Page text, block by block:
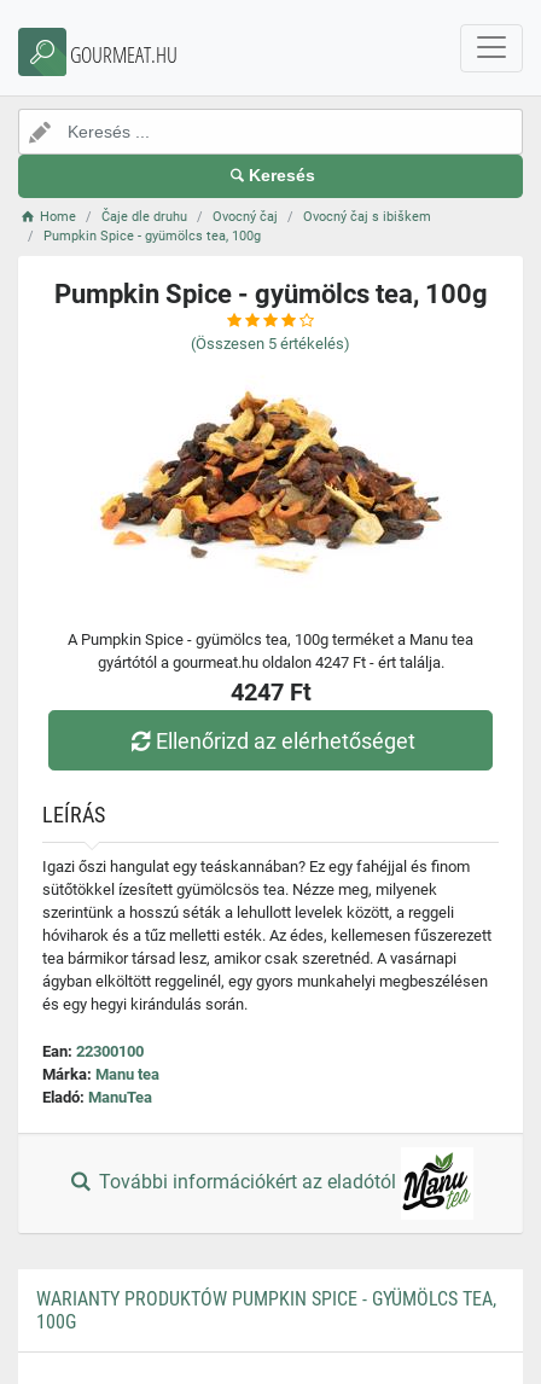
GOURMEAT.HU
Keresés
Home Čaje dle druhu Ovocný čaj
Ovocný čaj s ibiškem
Pumpkin Spice - gyümölcs tea, 100g
Pumpkin Spice - gyümölcs tea, 100g
(Összesen 5 értékelés)
A Pumpkin Spice - gyümölcs tea, 100g terméket a Manu tea
gyártótól a gourmeat.hu oldalon 4247 Ft - ért találja.
4247 Ft
Ellenőrizd az elérhetőséget
LEÍRÁS
Igazi őszi hangulat egy teáskannában? Ez egy fahéjjal és finom
sütőtökkel ízesített gyümölcsös tea. Nézze meg, milyenek
szerintünk a hosszú séták a lehullott levelek között, a reggeli
hóviharok és a tűz melletti esték. Az édes, kellemesen fűszerezett
tea bármikor társad lesz, amikor csak szeretnéd. A vasárnapi
ágyban elköltött reggelinél, egy gyors munkahelyi megbeszélésen
és egy hegyi kirándulás során.
Ean: 22300100
Márka: Manu tea
Eladó: ManuTea
További információkért az eladótól
WARIANTY PRODUKTÓW PUMPKIN SPICE - GYÜMÖLCS TEA,
100G